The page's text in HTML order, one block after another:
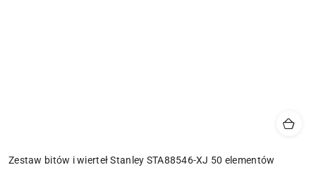
Zestaw bitów i wierteł Stanley STA88546-XJ 50 elementów